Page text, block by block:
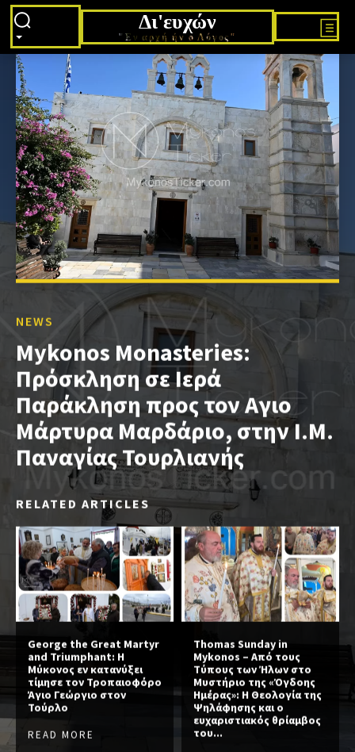
Δι'ευχών
"Εν αρχή ήν ο Λόγος"
NEWS
Mykonos Monasteries:
Πρόσκληση σε Ιερά
Παράκληση προς τον Αγιο
Μάρτυρα Μαρδάριο, στην Ι.Μ.
Παναγίας Τουρλιανής
RELATED ARTICLES
George the Great Martyr
and Triumphant: Η
Μύκονος εν κατανύξει
τίμησε τον Τροπαιοφόρο
Άγιο Γεώργιο στον
Τούρλο
READ MORE
Thomas Sunday in
Mykonos – Από τους
Τύπους των Ήλων στο
Μυστήριο της «Όγδοης
Ημέρας»: Η Θεολογία της
Ψηλάφησης και ο
ευχαριστιακός θρίαμβος
του...